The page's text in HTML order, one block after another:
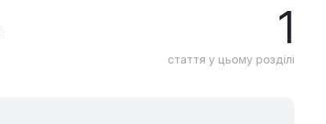
1
стаття у цьому розділі